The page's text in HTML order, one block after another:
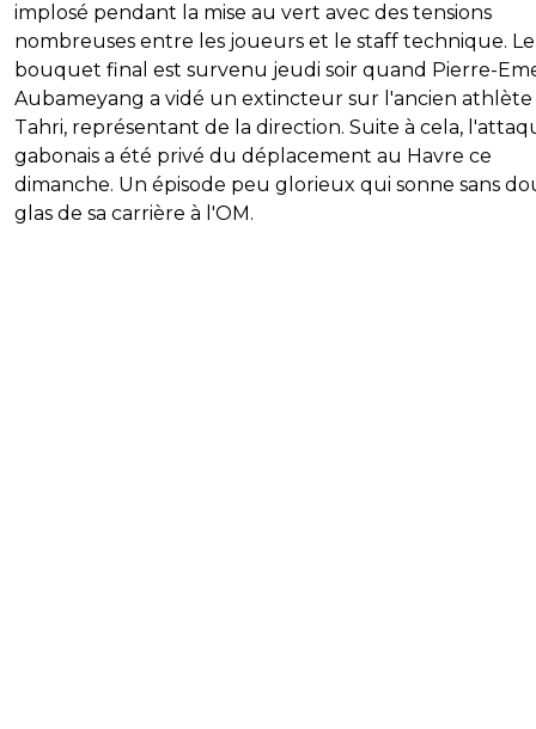
implosé pendant la mise au vert avec des tensions
nombreuses entre les joueurs et le staff technique. Le
bouquet final est survenu jeudi soir quand Pierre-
Aubameyang a vidé un extincteur sur l'ancien athlète
Tahri, représentant de la direction. Suite à cela,
gabonais a été privé du déplacement au Havre ce
dimanche. Un épisode peu glorieux qui sonne sans
glas de sa carrière à l'OM.